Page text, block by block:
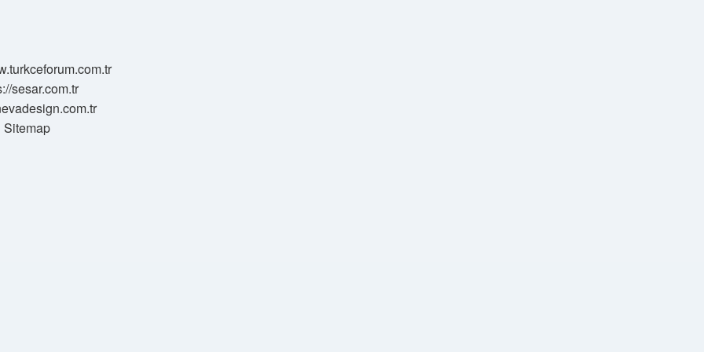
sesar.com.tr
Sitemap